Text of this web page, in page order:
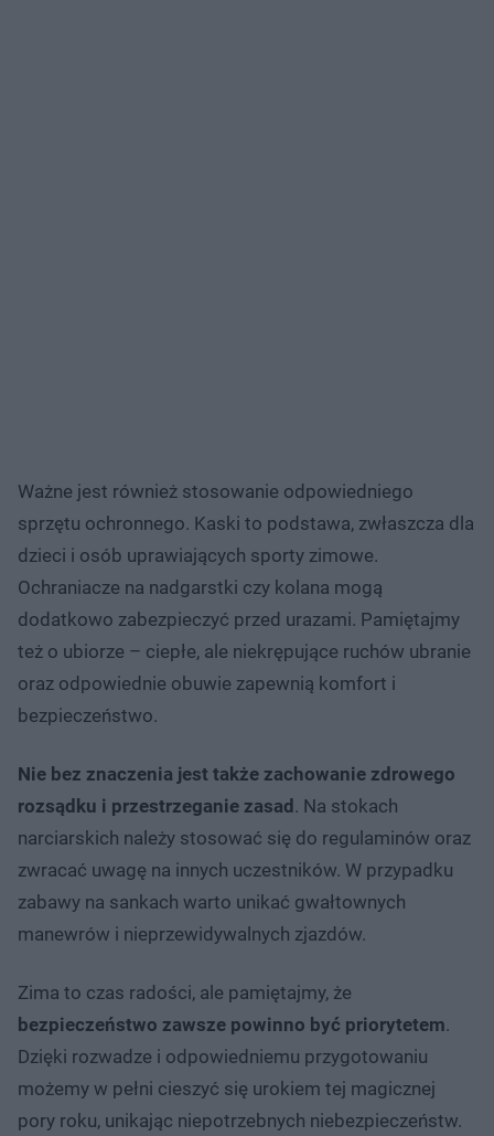
Ważne jest również stosowanie odpowiedniego
sprzętu ochronnego. Kaski to podstawa, zwłaszcza dla
dzieci i osób uprawiających sporty zimowe.
Ochraniacze na nadgarstki czy kolana mogą
dodatkowo zabezpieczyć przed urazami. Pamiętajmy
też o ubiorze – ciepłe, ale niekrępujące ruchów ubranie
oraz odpowiednie obuwie zapewnią komfort i
bezpieczeństwo.
Nie bez znaczenia jest także zachowanie zdrowego
rozsądku i przestrzeganie zasad. Na stokach
narciarskich należy stosować się do regulaminów oraz
zwracać uwagę na innych uczestników. W przypadku
zabawy na sankach warto unikać gwałtownych
manewrów i nieprzewidywalnych zjazdów.
Zima to czas radości, ale pamiętajmy, że
bezpieczeństwo zawsze powinno być priorytetem.
Dzięki rozwadze i odpowiedniemu przygotowaniu
możemy w pełni cieszyć się urokiem tej magicznej
pory roku, unikając niepotrzebnych niebezpieczeństw.